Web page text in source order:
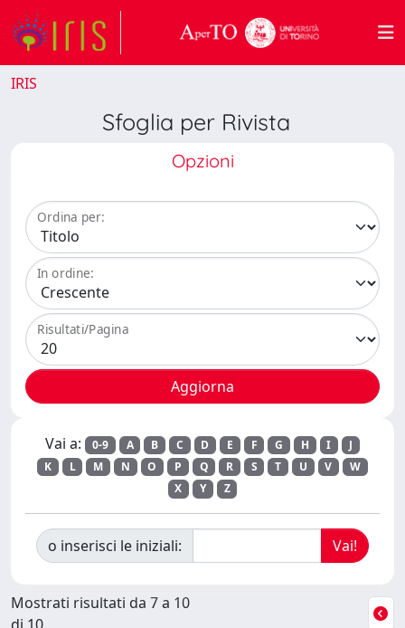
IRIS
Sfoglia per Rivista
Opzioni
Ordina per:
In ordine:
Risultati/Pagina
Vai a: 0-9 A B C D E F G H I
J
K
L M N O P Q R S T U V
W
X
Y Z
o inserisci le iniziali:
Mostrati risultati da 7 a 10
di 10